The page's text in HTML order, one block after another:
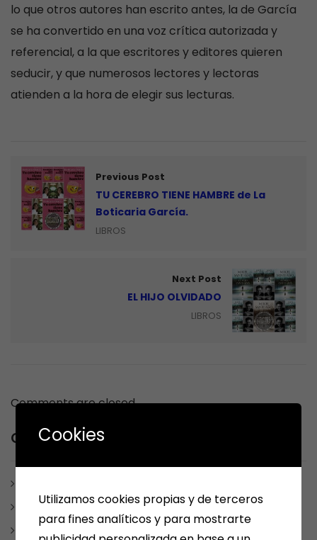
lo que otros autores han escrito antes, la de García
se ha convertido en una voz crítica autorizada y
referencial, a la que escritores y editores quieren
seducir, y que numerosos lectores y lectoras
atienden a la hora de elegir sus lecturas.
Previous Post
TU CEREBRO TIENE HAMBRE de La
Boticaria García.
LIBROS
Next Post
EL HIJO OLVIDADO
LIBROS
Comments are closed.
Category
ARTÍCULOS Y ESCRITOS
BONO CULTURAL
Cookies
Utilizamos cookies propias y de terceros
para fines analíticos y para mostrarte